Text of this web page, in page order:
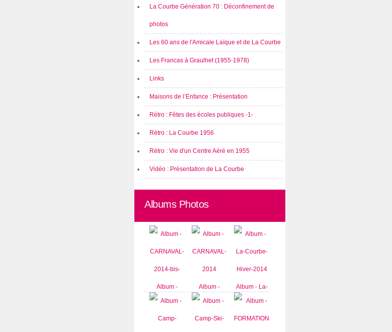
La Courbe Génération 70 : Déconfinement de
photos
Les 60 ans de l'Amicale Laïque et de La Courbe
Les Francas à Graulhet (1955-1978)
Links
Maisons de l’Enfance : Présentation
Rétro : Fêtes des écoles publiques -1-
Rétro : La Courbe 1956
Rétro : Vie d'un Centre Aéré en 1955
Vidéo : Présentation de La Courbe
Albums Photos
Album -
CARNAVAL-
2014-bis-
Album -
CARNAVAL-
2014
Album - La-
Courbe-
Hiver-2014